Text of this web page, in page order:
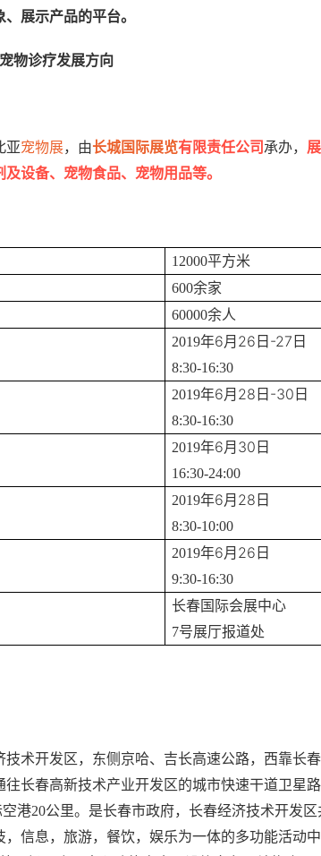
展示产品的平台。
物诊疗发展方向
亚宠物展，由长城国际展览有限责任公司承办，
设备、宠物食品、宠物用品等。
12000平方米
600余家
60000余人
2019年6月 26 日 -27 日
8:30-16:30
2019年6月 28 日 -30 日
8:30-16:30
2019年6月 30 日
16:30-24:00
2019年6月 28 日
8:30-10:00
2019年6月 26 日
9:30-16:30
长春国际会展中心
7号展厅报道处
技术开发区，东侧京哈、吉长高速公路，西靠
长春高新技术产业开发区的城市快速干道卫星
港20公里。是长春市政府，长春经济技术开发
信息，旅游，餐饮，娱乐为一体的多功能活动